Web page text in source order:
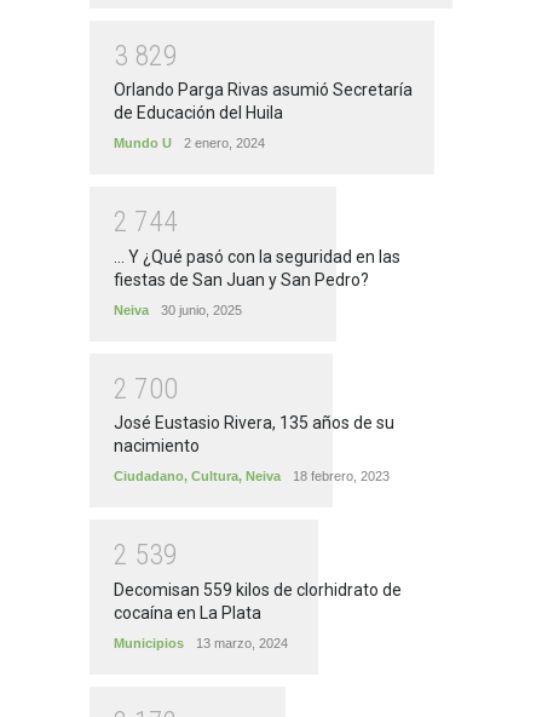
3 829
Orlando Parga Rivas asumió Secretaría
de Educación del Huila
Mundo U 2 enero, 2024
2 744
... Y ¿Qué pasó con la seguridad en las
fiestas de San Juan y San Pedro?
Neiva 30 junio, 2025
2 700
José Eustasio Rivera, 135 años de su
nacimiento
Ciudadano, Cultura, Neiva 18 febrero, 2023
2 539
Decomisan 559 kilos de clorhidrato de
cocaína en La Plata
Municipios 13 marzo, 2024